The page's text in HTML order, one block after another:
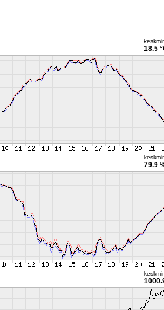
18.5
79.9